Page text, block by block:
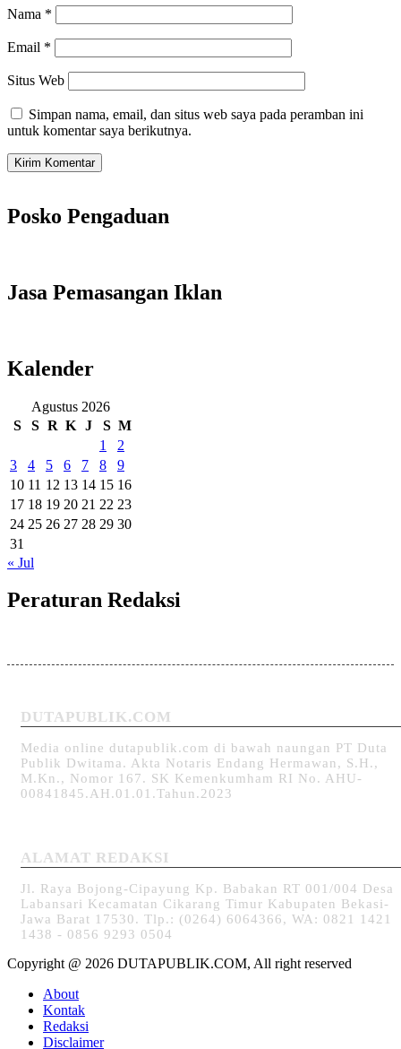
Nama *
Email *
Situs Web
Simpan nama, email, dan situs web saya pada peramban ini
untuk komentar saya berikutnya.
Posko Pengaduan
Jasa Pemasangan Iklan
Kalender
Agustus 2026
S
S R K J S M
1
2
3
4 5 6 7 8
9
10 11 12 13 14 15 16
17 18 19 20 21 22 23
24 25 26 27 28 29 30
31
« Jul
Peraturan Redaksi
DUTAPUBLIK.COM
Media online dutapublik.com di bawah naungan PT Duta
Publik Dwitama. Akta Notaris Endang Hermawan, S.H.,
M.Kn., Nomor 167. SK Kemenkumham RI No. AHU-
00841845.AH.01.01.Tahun.2023
ALAMAT REDAKSI
Jl. Raya Bojong-Cipayung Kp. Babakan RT 001/004 Desa
Labansari Kecamatan Cikarang Timur Kabupaten Bekasi-
Jawa Barat 17530. Tlp.: (0264) 6064366, WA: 0821 1421
1438 - 0856 9293 0504
Copyright @ 2026 DUTAPUBLIK.COM, All right reserved
About
Kontak
Redaksi
Disclaimer